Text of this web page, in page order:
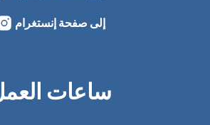
إلى صفحة إنستغرام
ساعات